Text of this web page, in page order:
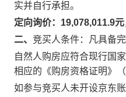
实并自行承担。
定向询价： 19,078,011.9元
二、 竞买人条件：凡具备
自然人购房应符合现行国
相应的《购房资格证明》
如参与竞买人未开设京东